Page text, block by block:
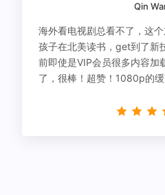
Qin
海外看电视剧总看不了，这
孩子在北美读书，get到了新
前即使是VIP会员很多内容加
了，很棒！超赞！1080p的